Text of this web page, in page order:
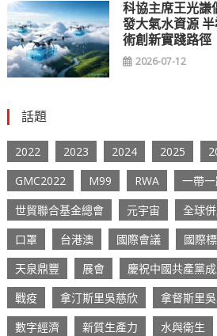
科協主席王光謙
發大氣水資源
術創新實踐路徑
2026-07-12
話題
2022 2023 2024 2025
GMC2022
M99 RWA
一帶
世貿聯合基金總會
元宇宙 全球
口罩
台港澳 國際會議
國際
天泉鼎豐
展會 慶祝中國共產黨
戰疫
拿汀斯里吳慈欣 拿督斯里
數字經濟
新質生產力 水與衛生